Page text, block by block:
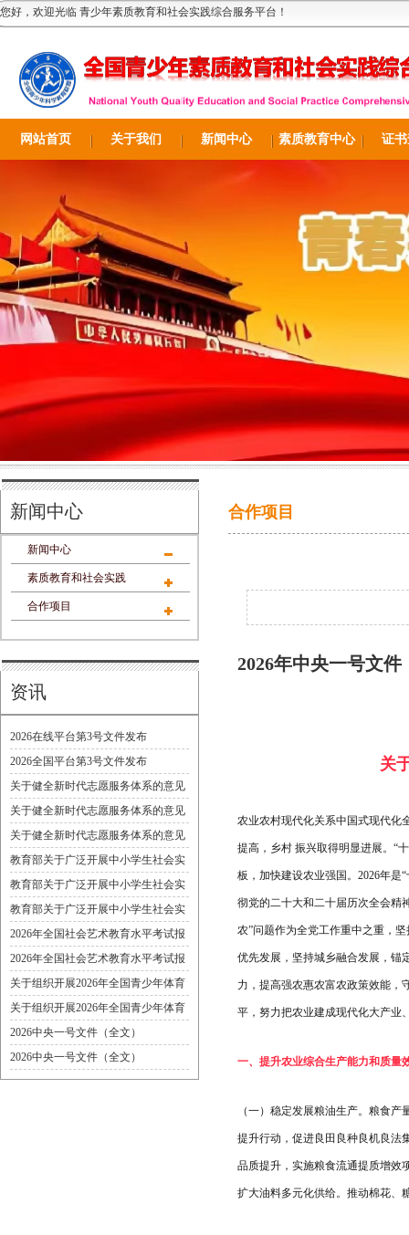
您好，欢迎光临 青少年素质教育和社会实践综合服务平台！
网站首页 关于我们 新闻中心 素质教育中心 证
新闻中心
新闻中心
素质教育和社会实践
合作项目
资讯
2026在线平台第3号文件发布
2026全国平台第3号文件发布
关于健全新时代志愿服务体系的意见
关于健全新时代志愿服务体系的意见
关于健全新时代志愿服务体系的意见
教育部关于广泛开展中小学生社会实
践活动的通知要求
教育部关于广泛开展中小学生社会实
践活动的通知要求
教育部关于广泛开展中小学生社会实
践活动的通知要求
2026年全国社会艺术教育水平考试报
名简章
2026年全国社会艺术教育水平考试报
名简章
关于组织开展2026年全国青少年体育
运动技能测评工作的通知
关于组织开展2026年全国青少年体育
运动技能测评工作的通知
2026中央一号文件（全文）
2026中央一号文件（全文）
合作项目
2026年中央一号文件
关
农业农村现代化关系中国式现代化
提高，乡村 振兴取得明显进展。“
板，加快建设农业强国。2026年是
彻党的二十大和二十届历次全会精
农”问题作为全党工作重中之重，
优先发展，坚持城乡融合发展，锚
力，提高强农惠农富农政策效能，
平，努力把农业建成现代化大产业
一、提升农业综合生产能力和质量
（一）稳定发展粮油生产。粮食
提升行动，促进良田良种良机良法
品质提升，实施粮食流通提质增效
扩大油料多元化供给。推动棉花、